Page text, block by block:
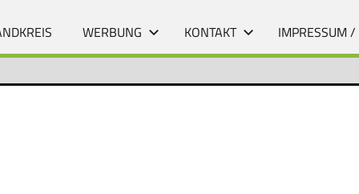
WERBUNG KONTAKT IMPRESSUM /